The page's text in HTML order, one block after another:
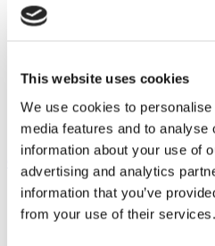
This website uses cookies
We use cookies to
media features and to
information about your use of
advertising and analytics
information that you’ve
from your use of their services.
Home
Melkmachine
Geiten onderdelen
Tepelvoeringbeker passend
Ga naar het einde van de